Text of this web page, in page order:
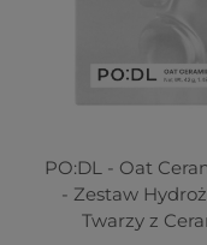
PO:DL - Oat
- Zestaw
Twarzy z